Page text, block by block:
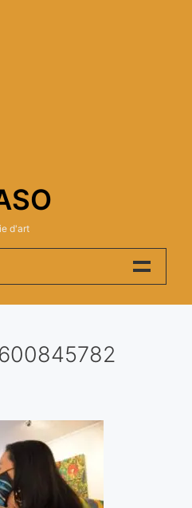
d'art
de artistas